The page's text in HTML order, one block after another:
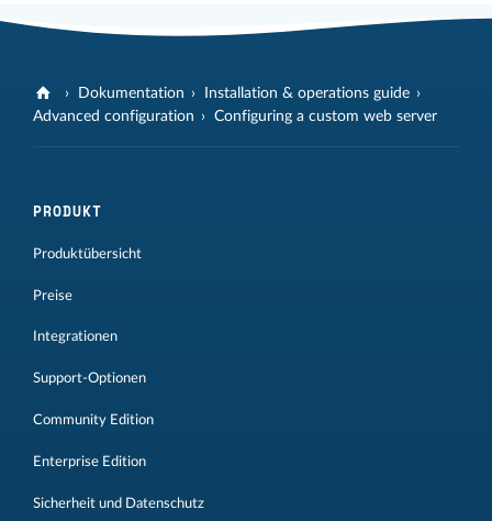
Dokumentation
Installation & operations guide
Advanced configuration
Configuring a custom web server
PRODUKT
Produktübersicht
Preise
Integrationen
Support-Optionen
Community Edition
Enterprise Edition
Sicherheit und Datenschutz